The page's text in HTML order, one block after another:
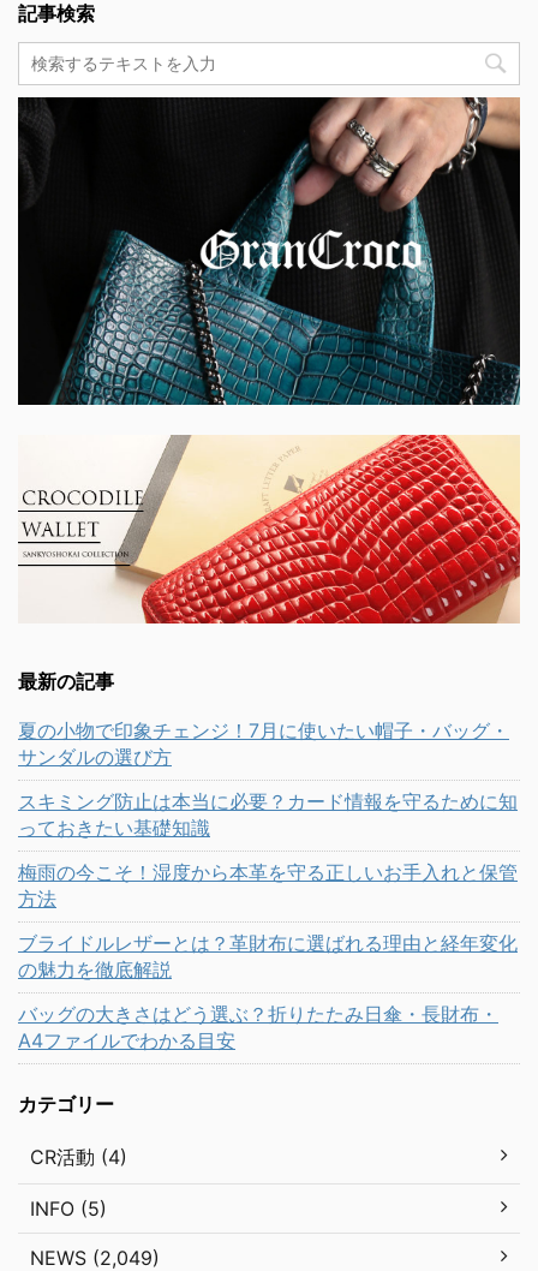
記事検索
最新の記事
夏の小物で印象チェンジ！7月に使いたい帽子・バッグ・
サンダルの選び方
スキミング防止は本当に必要？カード情報を守るために知
っておきたい基礎知識
梅雨の今こそ！湿度から本革を守る正しいお手入れと保管
方法
ブライドルレザーとは？革財布に選ばれる理由と経年変化
の魅力を徹底解説
バッグの大きさはどう選ぶ？折りたたみ日傘・長財布・
A4ファイルでわかる目安
カテゴリー
CR活動 (4)
INFO (5)
NEWS (2,049)